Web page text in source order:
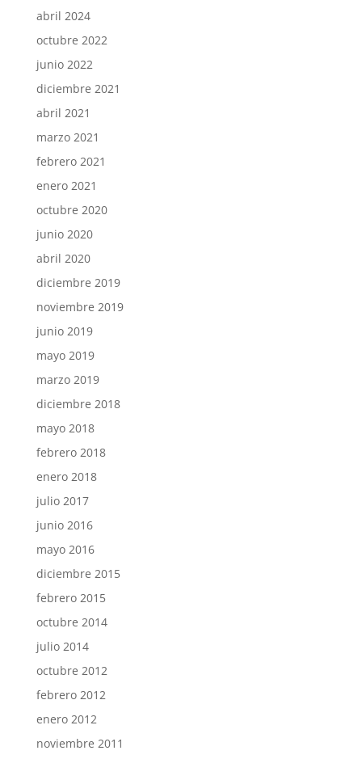
abril 2024
octubre 2022
junio 2022
diciembre 2021
abril 2021
marzo 2021
febrero 2021
enero 2021
octubre 2020
junio 2020
abril 2020
diciembre 2019
noviembre 2019
junio 2019
mayo 2019
marzo 2019
diciembre 2018
mayo 2018
febrero 2018
enero 2018
julio 2017
junio 2016
mayo 2016
diciembre 2015
febrero 2015
octubre 2014
julio 2014
octubre 2012
febrero 2012
enero 2012
noviembre 2011